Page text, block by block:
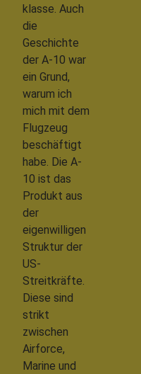
klasse. Auch
die
Geschichte
der A-10 war
ein Grund,
warum ich
mich mit dem
Flugzeug
beschäftigt
habe. Die A-
10 ist das
Produkt aus
der
eigenwilligen
Struktur der
US-
Streitkräfte.
Diese sind
strikt
zwischen
Airforce,
Marine und